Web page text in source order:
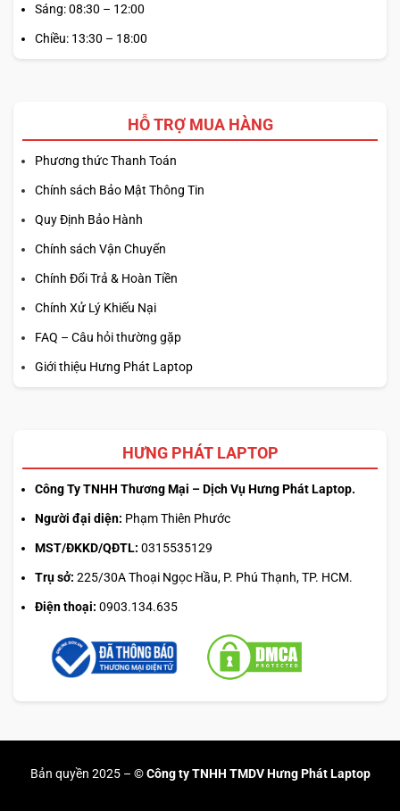
lượng: 1.83 kg (4.04 lbs)
Sáng: 08:30 – 12:00
Chiều: 13:30 – 18:00
HỖ TRỢ MUA HÀNG
Phương thức Thanh Toán
Chính sách Bảo Mật Thông Tin
Quy Định Bảo Hành
Chính sách Vận Chuyển
Chính Đổi Trả & Hoàn Tiền
Chính Xử Lý Khiếu Nại
FAQ – Câu hỏi thường gặp
Giới thiệu Hưng Phát Laptop
HƯNG PHÁT LAPTOP
Công Ty TNHH Thương Mại – Dịch Vụ Hưng Phát Laptop.
Người đại diện: Phạm Thiên Phước
MST/ĐKKD/QĐTL: 0315535129
Trụ sở: 225/30A Thoại Ngọc Hầu, P. Phú Thạnh, TP. HCM.
Điện thoại: 0903.134.635
Bản quyền 2025 – © Công ty TNHH TMDV Hưng Phát Laptop